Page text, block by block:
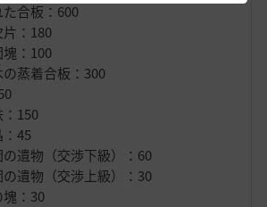
た合板：600
片：180
塊：100
蒸着合板：300
：150
：45
の遺物（交渉下級）：60
の遺物（交渉上級）：30
塊：30